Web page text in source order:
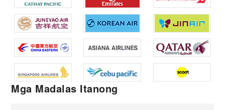
Mga Madalas Itanong